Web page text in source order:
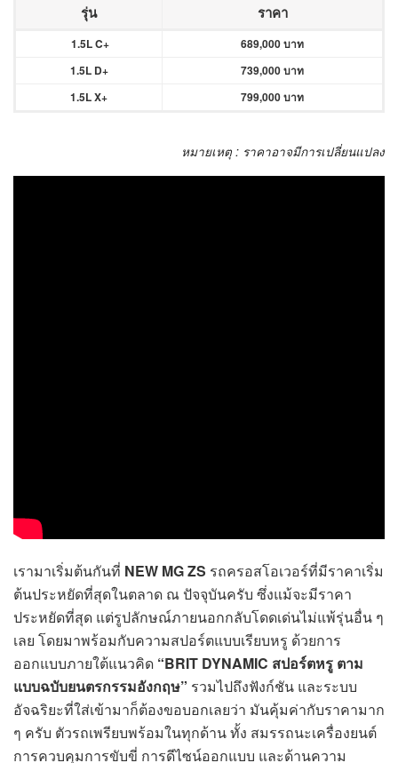
รุ่น ราคา
1.5L C+
689,000 บาท
1.5L D+
739,000 บาท
1.5L X+
799,000 บาท
หมายเหตุ : ราคาอาจมีการเปลี่ยนแปลง
เรามาเริ่มต้นกันที่ NEW MG ZS รถครอสโอเวอร์ที่มีราคาเริ่ม
ต้นประหยัดที่สุดในตลาด ณ ปัจจุบันครับ ซึ่งแม้จะมีราคา
ประหยัดที่สุด แต่รูปลักษณ์ภายนอกกลับโดดเด่นไม่แพ้รุ่นอื่น ๆ
เลย โดยมาพร้อมกับความสปอร์ตแบบเรียบหรู ด้วยการ
ออกแบบภายใต้แนวคิด “BRIT DYNAMIC สปอร์ตหรู ตาม
แบบฉบับยนตรกรรมอังกฤษ” รวมไปถึงฟังก์ชัน และระบบ
อัจฉริยะที่ใส่เข้ามาก็ต้องขอบอกเลยว่า มันคุ้มค่ากับราคามาก
ๆ ครับ ตัวรถเพรียบพร้อมในทุกด้าน ทั้ง สมรรถนะเครื่องยนต์
การควบคุมการขับขี่ การดีไซน์ออกแบบ และด้านความ